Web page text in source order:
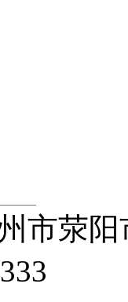
市荥